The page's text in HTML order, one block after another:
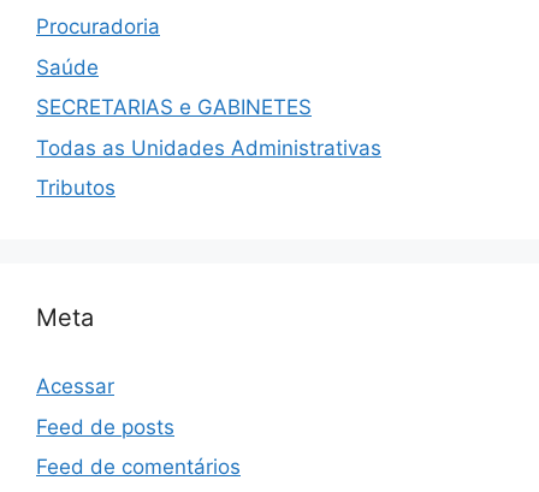
Procuradoria
Saúde
SECRETARIAS e GABINETES
Todas as Unidades Administrativas
Tributos
Meta
Acessar
Feed de posts
Feed de comentários